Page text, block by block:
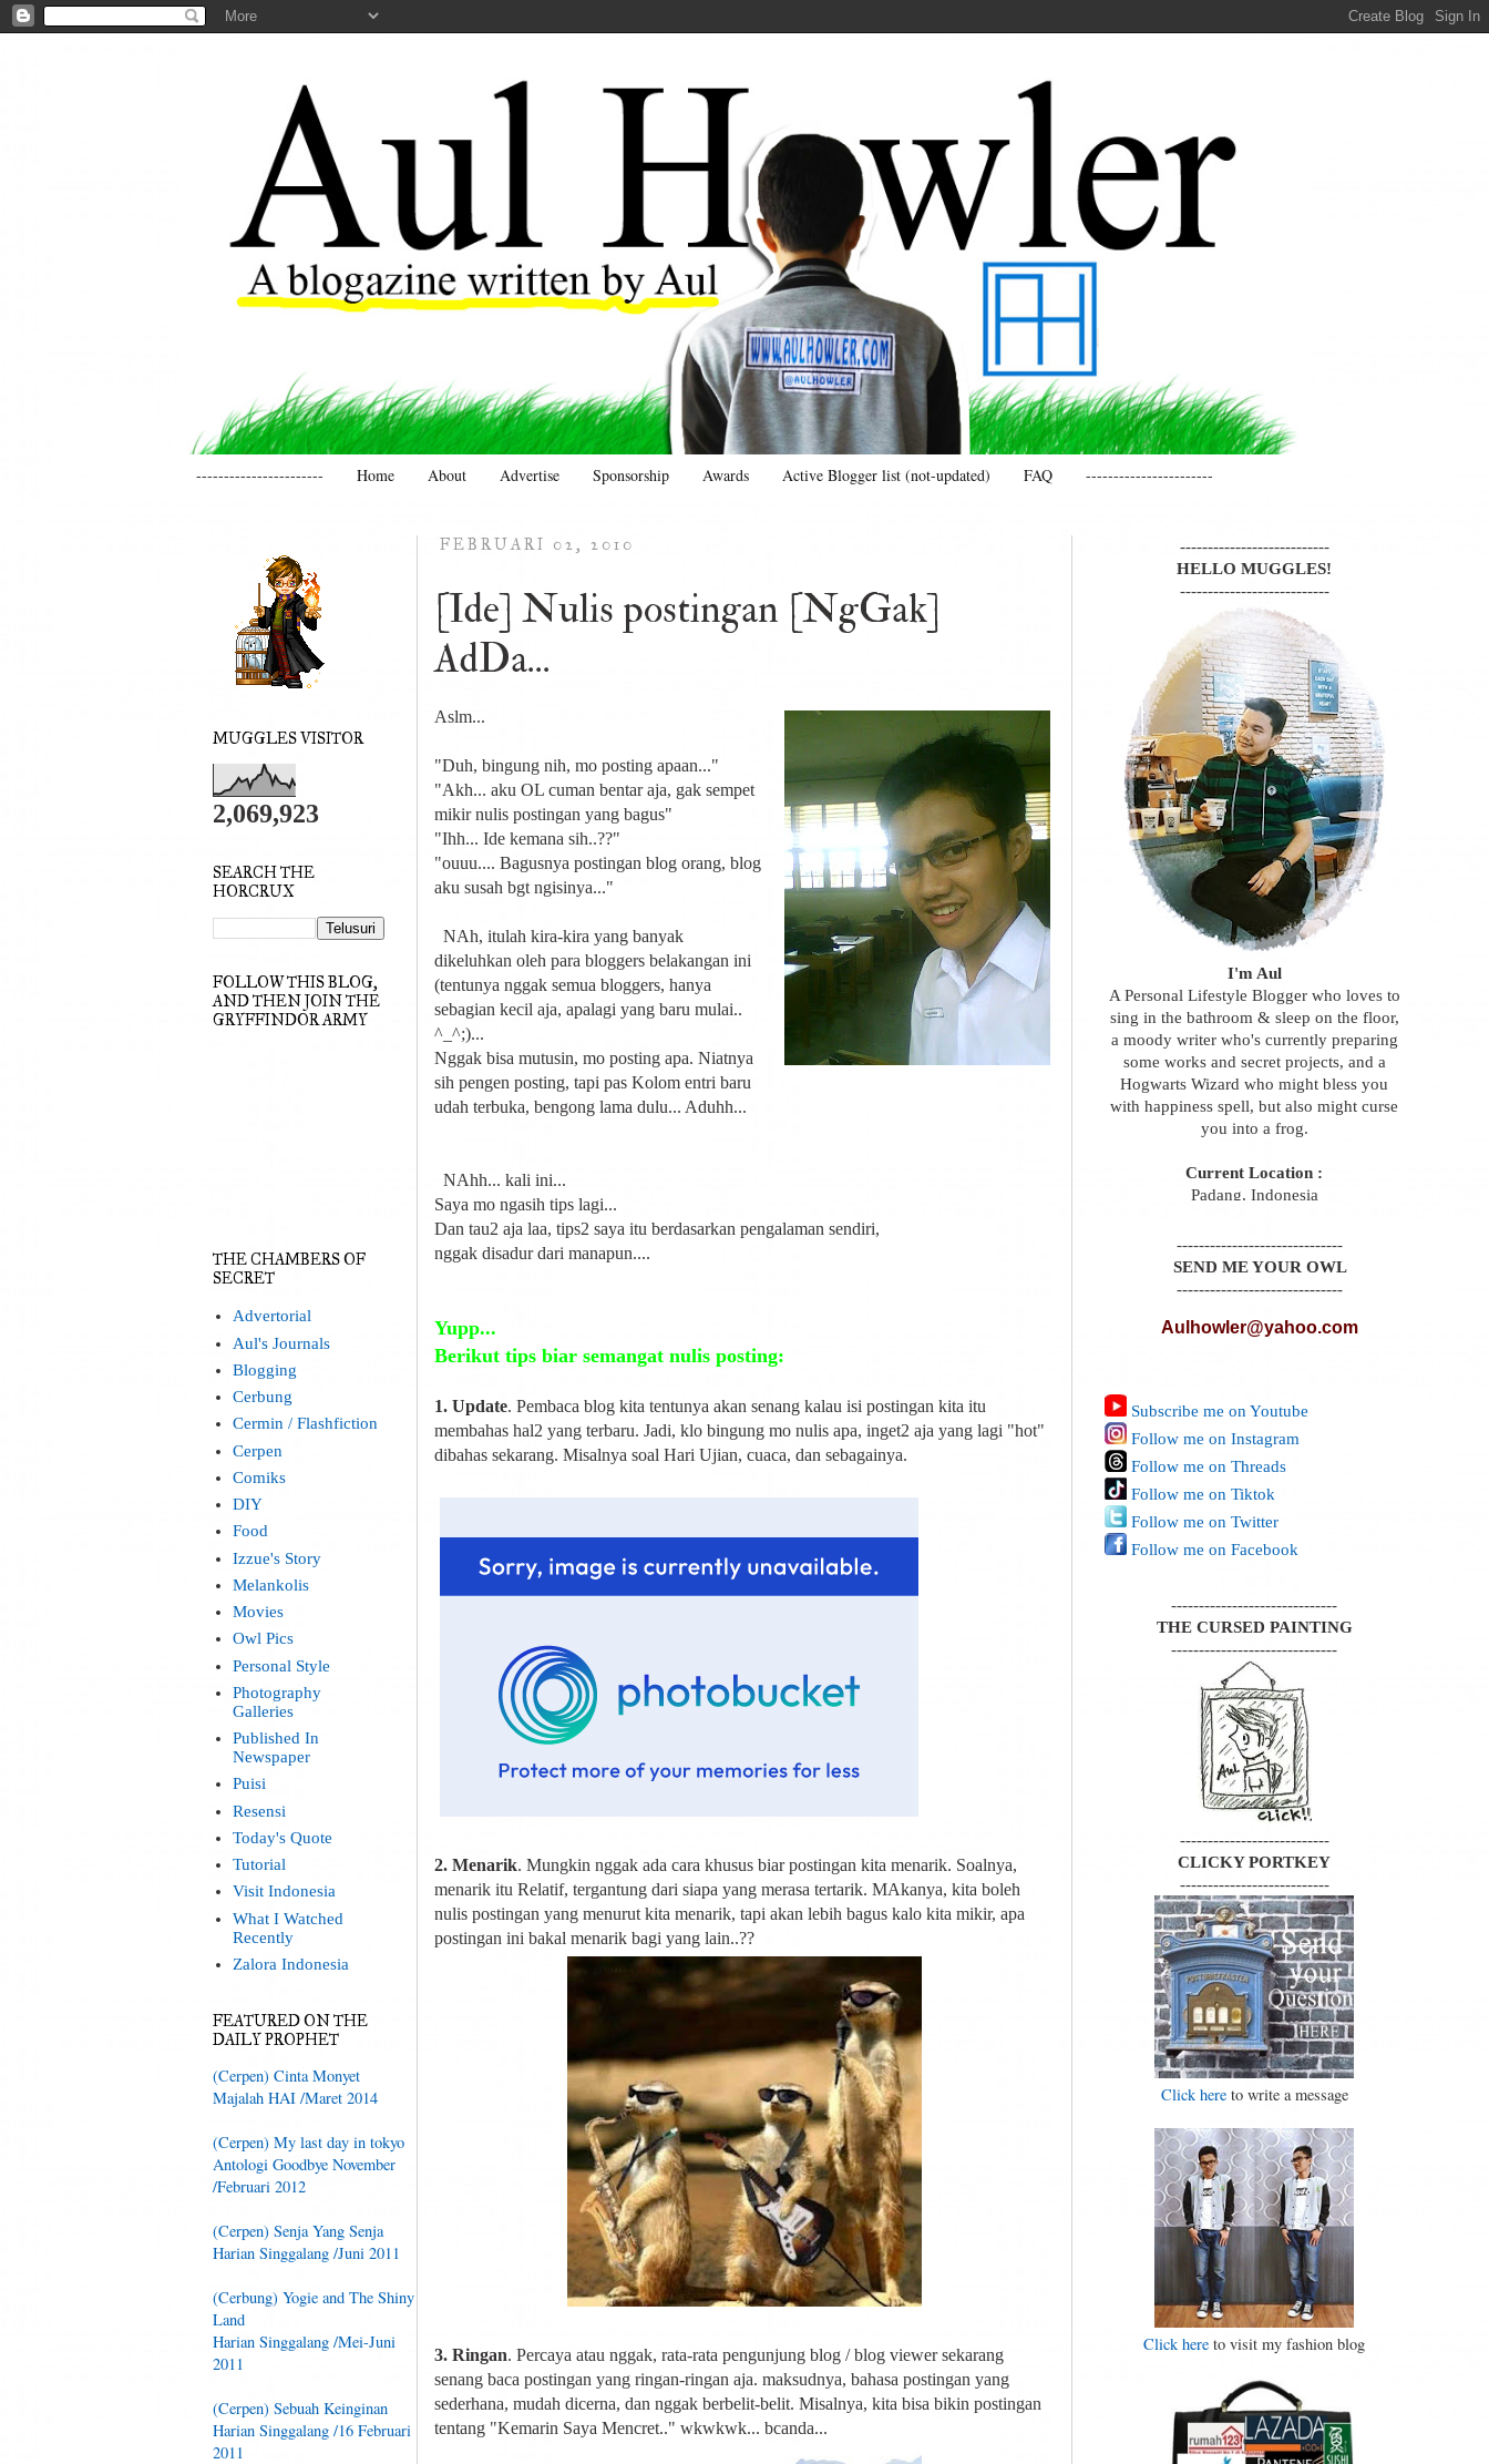
----------------------- Home About Advertise Sponsorship Awards Active Blogger list (not-updated) FAQ -----------------------
FEBRUARI 02, 2010
[Ide] Nulis postingan [NgGak]
AdDa...
Aslm...
"Duh, bingung nih, mo posting apaan..."
"Akh... aku OL cuman bentar aja, gak sempet
mikir nulis postingan yang bagus"
"Ihh... Ide kemana sih..??"
"ouuu.... Bagusnya postingan blog orang, blog
aku susah bgt ngisinya..."
NAh, itulah kira-kira yang banyak
dikeluhkan oleh para bloggers belakangan ini
(tentunya nggak semua bloggers, hanya
sebagian kecil aja, apalagi yang baru mulai..
^_^;)...
Nggak bisa mutusin, mo posting apa. Niatnya
sih pengen posting, tapi pas Kolom entri baru
udah terbuka, bengong lama dulu... Aduhh...
NAhh... kali ini...
Saya mo ngasih tips lagi...
Dan tau2 aja laa, tips2 saya itu berdasarkan pengalaman sendiri,
nggak disadur dari manapun....
Yupp...
Berikut tips biar semangat nulis posting:
1. Update. Pembaca blog kita tentunya akan senang kalau isi postingan kita itu
membahas hal2 yang terbaru. Jadi, klo bingung mo nulis apa, inget2 aja yang lagi "hot"
dibahas sekarang. Misalnya soal Hari Ujian, cuaca, dan sebagainya.
2. Menarik. Mungkin nggak ada cara khusus biar postingan kita menarik. Soalnya,
menarik itu Relatif, tergantung dari siapa yang merasa tertarik. MAkanya, kita boleh
nulis postingan yang menurut kita menarik, tapi akan lebih bagus kalo kita mikir, apa
postingan ini bakal menarik bagi yang lain..??
3. Ringan. Percaya atau nggak, rata-rata pengunjung blog / blog viewer sekarang
senang baca postingan yang ringan-ringan aja. maksudnya, bahasa postingan yang
sederhana, mudah dicerna, dan nggak berbelit-belit. Misalnya, kita bisa bikin postingan
tentang "Kemarin Saya Mencret.." wkwkwk... bcanda...
MUGGLES VISITOR
2,069,923
SEARCH THE
HORCRUX
FOLLOW THIS BLOG,
AND THEN JOIN THE
GRYFFINDOR ARMY
THE CHAMBERS OF
SECRET
Advertorial
Aul's Journals
Blogging
Cerbung
Cermin / Flashfiction
Cerpen
Comiks
DIY
Food
Izzue's Story
Melankolis
Movies
Owl Pics
Personal Style
Photography
Galleries
Published In
Newspaper
Puisi
Resensi
Today's Quote
Tutorial
Visit Indonesia
What I Watched
Recently
Zalora Indonesia
FEATURED ON THE
DAILY PROPHET
(Cerpen) Cinta Monyet
Majalah HAI /Maret 2014
(Cerpen) My last day in tokyo
Antologi Goodbye November
/Februari 2012
(Cerpen) Senja Yang Senja
Harian Singgalang /Juni 2011
(Cerbung) Yogie and The Shiny
Land
Harian Singgalang /Mei-Juni
2011
(Cerpen) Sebuah Keinginan
Harian Singgalang /16 Februari
2011
---------------------------
HELLO MUGGLES!
---------------------------
I'm Aul
A Personal Lifestyle Blogger who loves to
sing in the bathroom & sleep on the floor,
a moody writer who's currently preparing
some works and secret projects, and a
Hogwarts Wizard who might bless you
with happiness spell, but also might curse
you into a frog.
Current Location :
Padang, Indonesia
------------------------------
SEND ME YOUR OWL
------------------------------
Aulhowler@yahoo.com
Subscribe me on Youtube
Follow me on Instagram
Follow me on Threads
Follow me on Tiktok
Follow me on Twitter
Follow me on Facebook
------------------------------
THE CURSED PAINTING
------------------------------
---------------------------
CLICKY PORTKEY
---------------------------
Click hereto write a message
Click here to visit my fashion blog